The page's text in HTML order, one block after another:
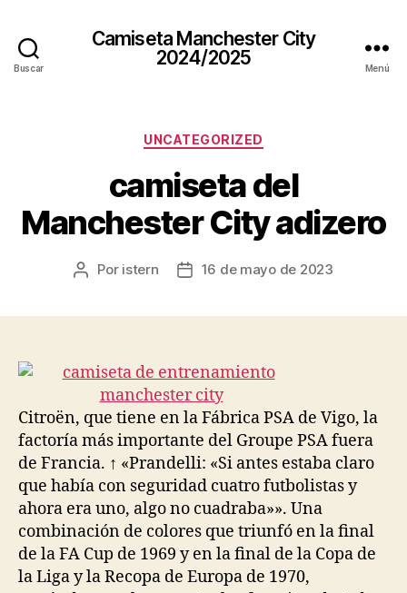
Buscar
Camiseta Manchester City
2024/2025
Menú
Categorías
UNCATEGORIZED
camiseta del
Manchester City adizero
Autor
Por istern
Fecha16 de mayo de 2023
Citroën, que tiene en la Fábrica PSA de Vigo, la
factoría más importante del Groupe PSA fuera
de Francia. ↑ «Prandelli: «Si antes estaba claro
que había con seguridad cuatro futbolistas y
ahora era uno, algo no cuadraba»». Una
combinación de colores que triunfó en la final
de la FA Cup de 1969 y en la final de la Copa de
la Liga y la Recopa de Europa de 1970,